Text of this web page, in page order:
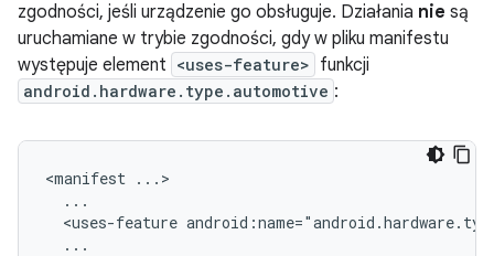
zgodności, jeśli urządzenie go obsługuje. Działania nie są
uruchamiane w trybie zgodności, gdy w pliku manifestu
występuje element <uses-feature> funkcji
android.hardware.type.automotive :
<manifest
<uses-feature
...